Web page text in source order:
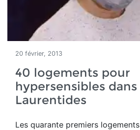
20 février, 2013
40 logements pour
hypersensibles dans
Laurentides
Les quarante premiers